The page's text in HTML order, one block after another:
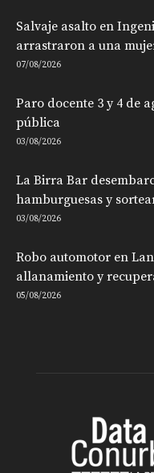
Salvaje asalto en
arrastraron a una
07/08/2026
Paro docente 3 y 4 de
pública
03/08/2026
La Birra Bar
hamburguesas y
03/08/2026
Robo automotor en
allanamiento y
05/08/2026